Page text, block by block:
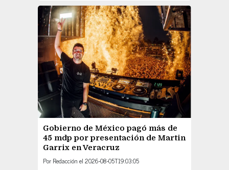
Gobierno de México pagó más de
45 mdp por presentación de Martin
Garrix en Veracruz
Por Redacción el 2026-08-05T19:03:05